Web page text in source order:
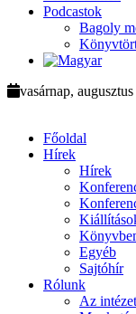
Podcastok
Bagoly
vasárnap,
Főoldal
Hírek
Hírek
Egyéb
Sajtóhír
Rólunk
Az